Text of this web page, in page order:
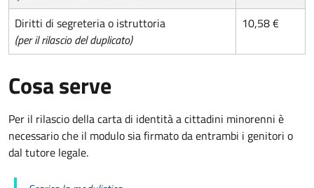
Diritti di segreteria o istruttoria
(per il rilascio del duplicato)
10,58 €
Cosa serve
Per il rilascio della carta di identità a cittadini minorenni è
necessario che il modulo sia firmato da entrambi i genitori o
dal tutore legale.